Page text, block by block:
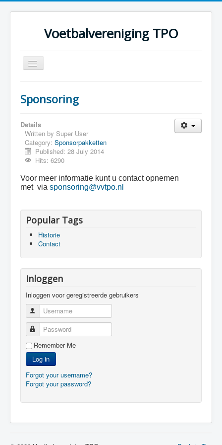
Voetbalvereniging TPO
Toggle
Navigation
Over TPO
Teams
Foto's
Sponsoring
Sponsoring
Details
Written by Super User
Category: Sponsorpakketten
Published: 28 July 2014
Hits: 6290
Voor meer informatie kunt u contact opnemen
met via sponsoring@vvtpo.nl
Popular Tags
Historie
Contact
Inloggen
Inloggen voor geregistreerde gebruikers
Username
Password
Remember Me
Log in
Forgot your username?
Forgot your password?